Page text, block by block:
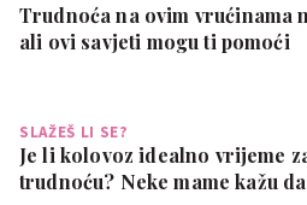
Trudnoća na ovim vrućinama
ali ovi savjeti mogu ti pomoći
SLAŽEŠ LI SE?
Je li kolovoz idealno vrijeme
trudnoću? Neke mame kažu